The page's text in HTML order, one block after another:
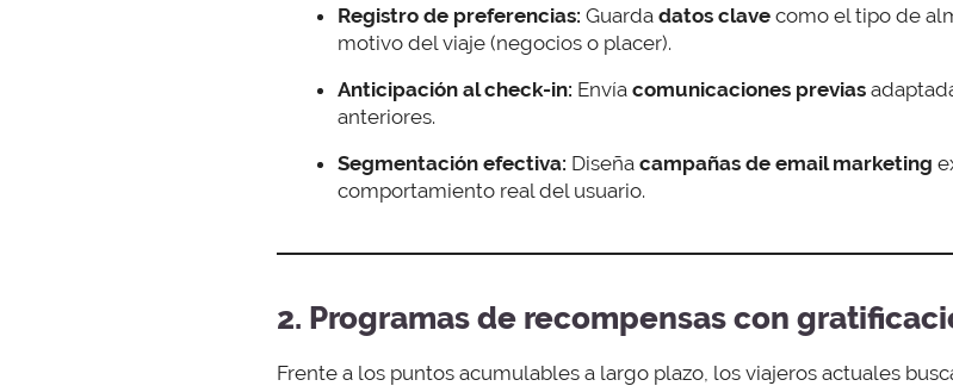
Registro de preferencias: Guarda datos clave como el tipo de
motivo del viaje (negocios o placer).
Anticipación al check-in: Envía comunicaciones previas
anteriores.
Segmentación efectiva: Diseña campañas de email marketing
comportamiento real del usuario.
2. Programas de recompensas con
Frente a los puntos acumulables a largo plazo, los viajeros actuales